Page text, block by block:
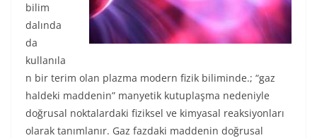
bilim
dalında
da
kullanıla
n bir terim olan plazma modern fizik biliminde.; “gaz
haldeki maddenin” manyetik kutuplaşma nedeniyle
doğrusal noktalardaki fiziksel ve kimyasal reaksiyonları
olarak tanımlanır. Gaz fazdaki maddenin doğrusal